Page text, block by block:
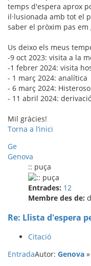
temps d'espera aprox
il·lusionada amb tot el
saber el pròxim pas em
Us deixo els meus
-9 oct 2023: visita a la
-1 febrer 2024: visita
- 1 març 2024: analítica
- 6 març 2024:
- 11 abril 2024:
Mil gràcies!
Torna a l’inici
Ge
Genova
:: puça
Entrades: 12
Membre des de:
Re: Llista d'espera
Citació
EntradaAutor: Genova »